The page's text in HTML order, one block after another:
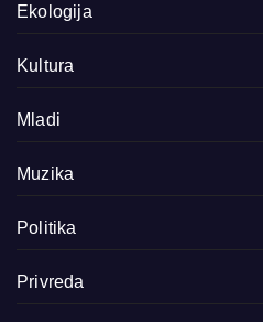
Ekologija
Kultura
Mladi
Muzika
Politika
Privreda